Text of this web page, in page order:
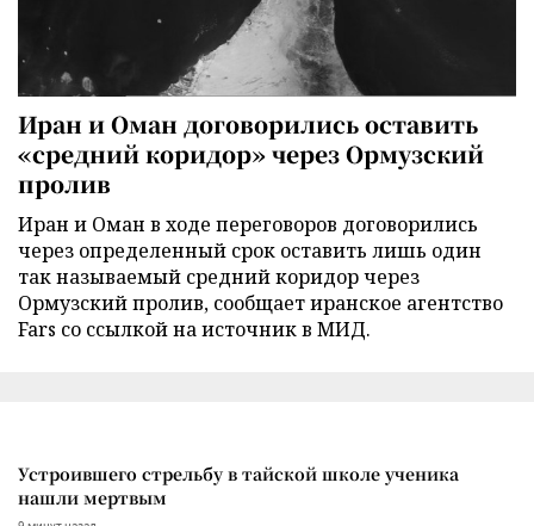
Иран и Оман договорились оставить
«средний коридор» через Ормузский
пролив
Иран и Оман в ходе переговоров договорились
через определенный срок оставить лишь один
так называемый средний коридор через
Ормузский пролив, сообщает иранское агентство
Fars со ссылкой на источник в МИД.
Устроившего стрельбу в тайской школе ученика
нашли мертвым